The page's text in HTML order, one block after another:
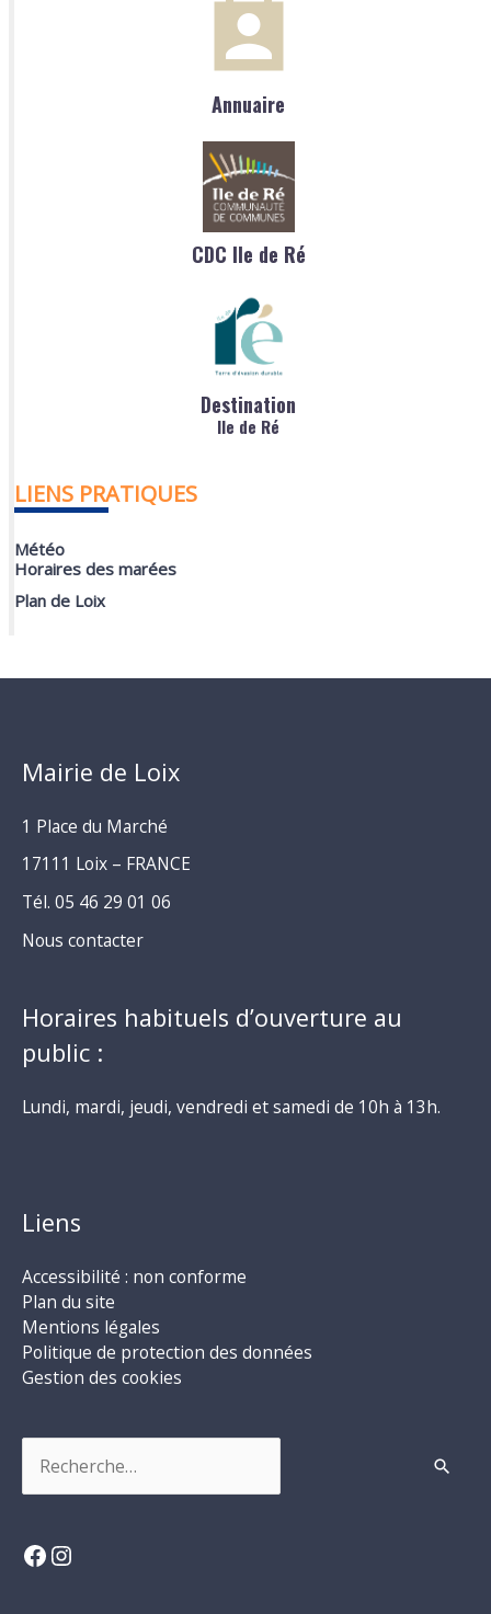
Annuaire
CDC Ile de Ré
Destination
Ile de Ré
LIENS PRATIQUES
Météo
Horaires des marées
Plan de Loix
Mairie de Loix
1 Place du Marché
17111 Loix – FRANCE
Tél. 05 46 29 01 06
Nous contacter
Horaires habituels d’ouverture au
public :
Lundi, mardi, jeudi, vendredi et samedi de 10h à 13h.
Liens
Accessibilité : non conforme
Plan du site
Mentions légales
Politique de protection des données
Gestion des cookies
Facebook
Instagram